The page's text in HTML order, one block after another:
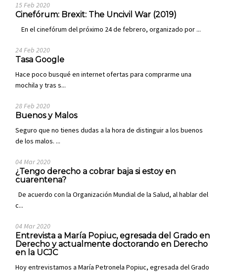
15 Feb 2020
Cinefórum: Brexit: The Uncivil War (2019)
En el cinefórum del próximo 24 de febrero, organizado por ...
24 Feb 2020
Tasa Google
Hace poco busqué en internet ofertas para comprarme una
mochila y tras s...
28 Feb 2020
Buenos y Malos
Seguro que no tienes dudas a la hora de distinguir a los buenos
de los malos. ...
04 Mar 2020
¿Tengo derecho a cobrar baja si estoy en
cuarentena?
De acuerdo con la Organización Mundial de la Salud, al hablar del
c...
04 Mar 2020
Entrevista a María Popiuc, egresada del Grado en
Derecho y actualmente doctorando en Derecho
en la UCJC
Hoy entrevistamos a María Petronela Popiuc, egresada del Grado